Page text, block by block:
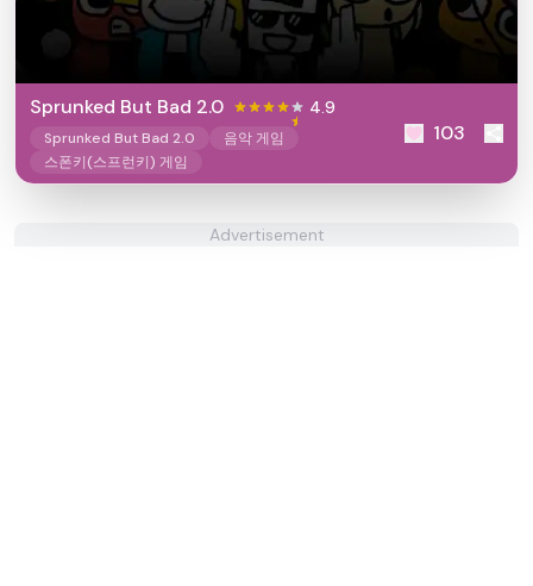
Sprunked But Bad 2.0 4.9
Sprunked But Bad 2.0
음악 게임
스폰키(스프런키) 게임
103
Advertisement